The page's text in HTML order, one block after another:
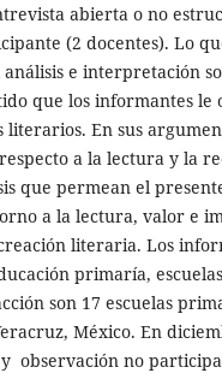
abierta o no
(2 docentes). Lo
e interpretación
que los informantes le
En sus
a la lectura y la
que permean el
a la lectura, valor e
literaria. Los
primaría,
son 17 escuelas
México. En
observación no